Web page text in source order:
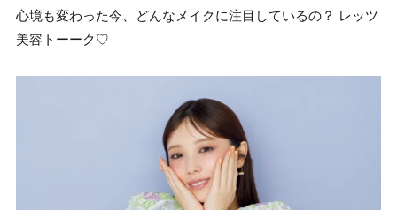
心境も変わった今、どんなメイクに注目しているの？ レッツ
美容トーーク♡